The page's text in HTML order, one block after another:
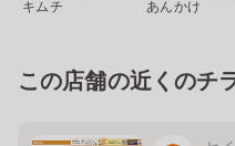
キムチ
あんかけ
この店舗の近くのチ